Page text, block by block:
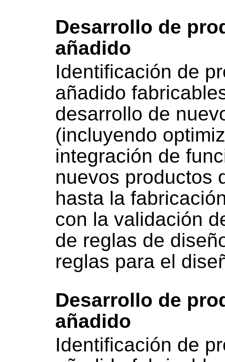
Desarrollo de
añadido
Identificación de
añadido
desarrollo de
(incluyendo
integración de
nuevos productos
hasta la
con la validación
de reglas de
reglas para el
Desarrollo de
añadido
Identificación de